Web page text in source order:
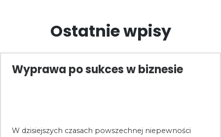
Ostatnie wpisy
Wyprawa po sukces w biznesie
W dzisiejszych czasach powszechnej niepewności